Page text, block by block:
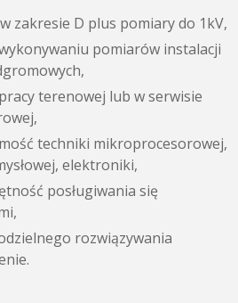
zakresie D plus pomiary do 1kV,
pomiarów instalacji
terenowej lub w serwisie
techniki mikroprocesorowej,
elektroniki,
posługiwania się
rozwiązywania